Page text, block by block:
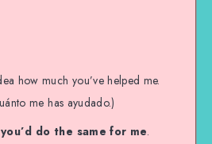
how much you’ve helped me.
me has ayudado.)
you’d do the same for me.